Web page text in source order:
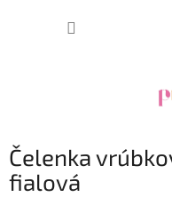
Čelenka
fialová